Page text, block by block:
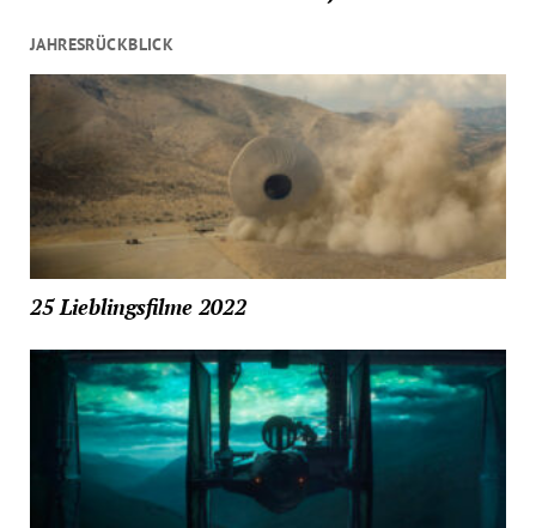
JAHRESRÜCKBLICK
25 Lieblingsfilme 2022